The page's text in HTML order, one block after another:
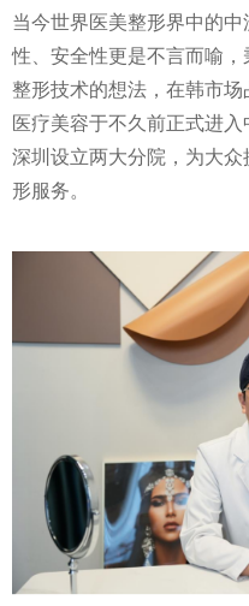
当今世界医美整形界中的
性 、安全性更是不言而喻，
整形技术的想法，在韩市
医疗美容于不久前正式进
深圳设立两大分院，为大
形服务。